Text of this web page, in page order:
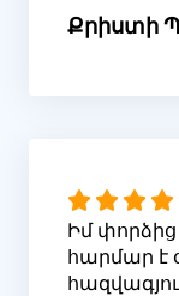
Քրիստի
Իմ փորձից
հարմար է